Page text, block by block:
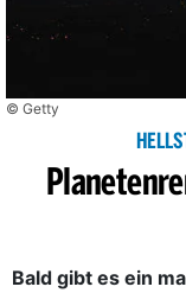
© Getty
Bald gibt es ein